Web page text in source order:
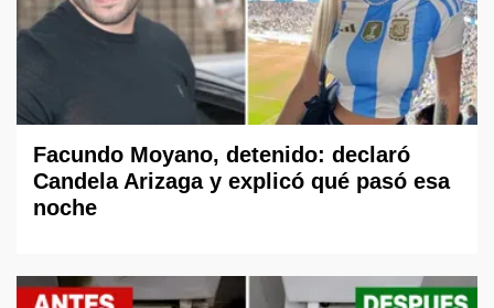
Facundo Moyano, detenido: declaró
Candela Arizaga y explicó qué pasó esa
noche